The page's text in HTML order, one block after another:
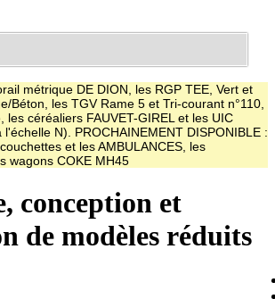
métrique DE DION, les RGP TEE, Vert et
Béton, les TGV Rame 5 et Tri-courant n°110,
les céréaliers FAUVET-GIREL et les UIC
N). PROCHAINEMENT DISPONIBLE :
et les AMBULANCES, les
wagons COKE MH45
conception et
de modèles réduits